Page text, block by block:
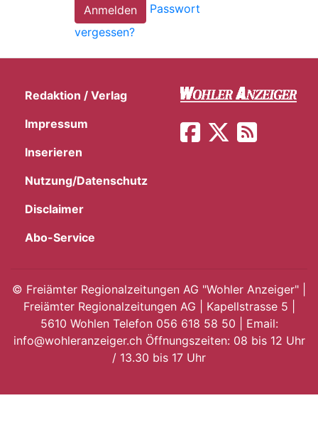
E-
App
Passwort
vergessen?
Redaktion / Verlag
Impressum
Inserieren
Nutzung/Datenschutz
Disclaimer
Abo-Service
© Freiämter Regionalzeitungen AG "Wohler Anzeiger" |
Freiämter Regionalzeitungen AG | Kapellstrasse 5 |
5610 Wohlen Telefon 056 618 58 50 | Email:
info@wohleranzeiger.ch Öffnungszeiten: 08 bis 12 Uhr
/ 13.30 bis 17 Uhr